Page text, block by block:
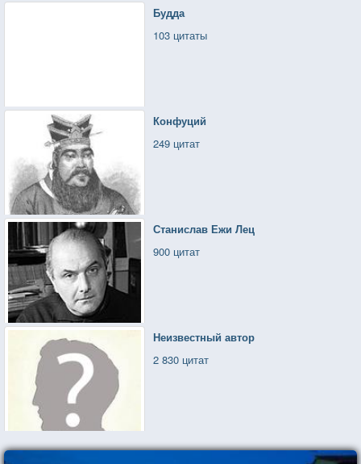
Будда
103 цитаты
Конфуций
249 цитат
Станислав Ежи Лец
900 цитат
Неизвестный автор
2 830 цитат